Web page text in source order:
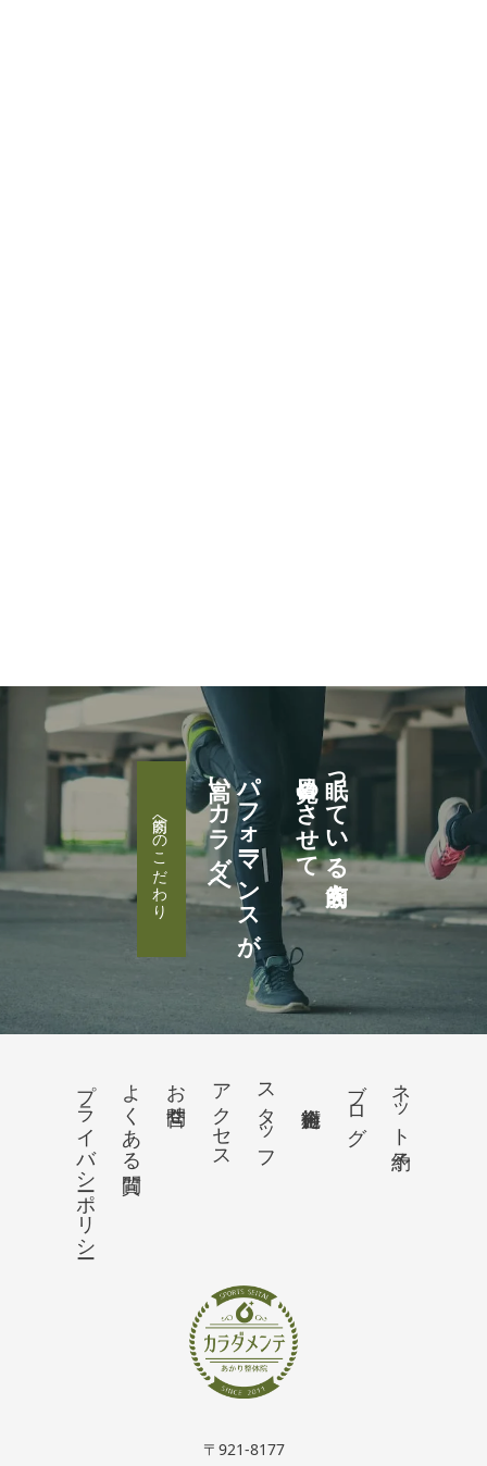
眠っている筋肉を
目覚めさせて
パフォーマンスが
高いカラダへ
筋肉へのこだわり
ネット予約
ブログ
スタッフ
アクセス
お問合せ
よくある質問
プライバシーポリシー
〒921-8177